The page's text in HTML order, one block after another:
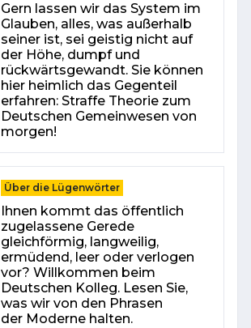
Gern lassen wir das Sys­tem im
Glauben, alles, was außerhalb
seiner ist, sei geistig nicht auf
der Höhe, dumpf und
rückwärtsgewandt. Sie können
hier heimlich das Gegenteil
erfahren: Straffe Theorie zum
Deutschen Gemein­wesen von
morgen!
Über die Lügenwörter
Ihnen kommt das öffentlich
zugelassene Gerede
gleichförmig, langweilig,
ermüdend, leer oder verlogen
vor? Willkommen beim
Deutschen Kolleg. Lesen Sie,
was wir von den Phrasen
der Moderne halten.